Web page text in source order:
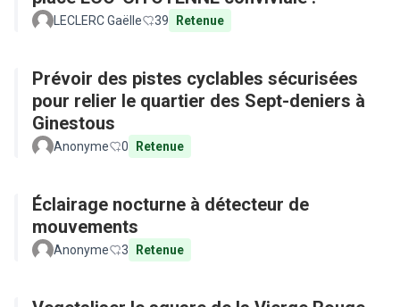
LECLERC Gaëlle 39 Retenue
Prévoir des pistes cyclables sécurisées
pour relier le quartier des Sept-deniers à
Ginestous
Anonyme 0 Retenue
Éclairage nocturne à détecteur de
mouvements
Anonyme 3 Retenue